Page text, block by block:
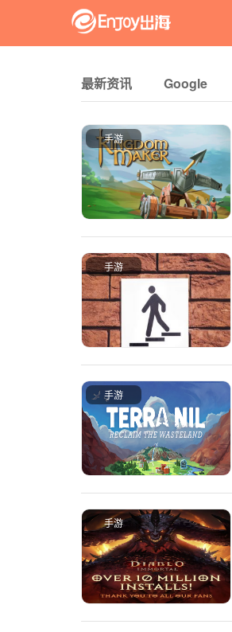
最新资讯 Google
手游
手游
手游
手游